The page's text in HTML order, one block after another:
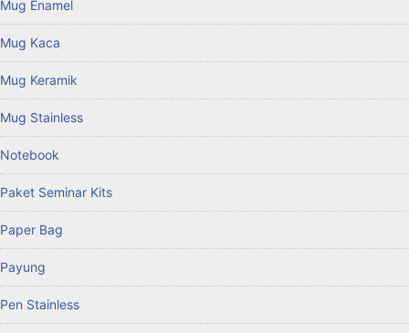
Mug Enamel
Mug Kaca
Mug Keramik
Mug Stainless
Notebook
Paket Seminar Kits
Paper Bag
Payung
Pen Stainless